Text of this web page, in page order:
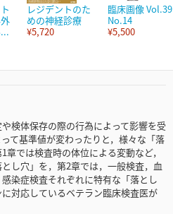
レジデントのた
めの神経診療
¥5,720
臨床画像 Vol.39
No.14
¥5,500
検体保存の際の行為によって影響を受
て基準値が変わったりと，様々な「落
では検査時の体位による変動など，
し穴」を，第2章では，一般検査，血
染症検査それぞれに特有な「落とし
対応しているベテラン臨床検査医が